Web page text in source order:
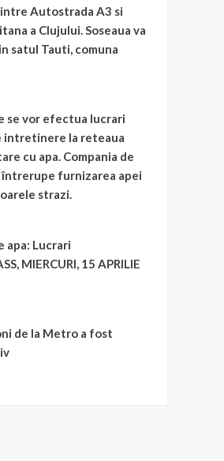
Autostrada A3 si
a Clujului. Soseaua va
satul Tauti, comuna
se vor efectua lucrari
intretinere la reteaua
cu apa. Compania de
întrerupe furnizarea apei
strazi.
Lucrari
MIERCURI, 15 APRILIE
de la Metro a fost